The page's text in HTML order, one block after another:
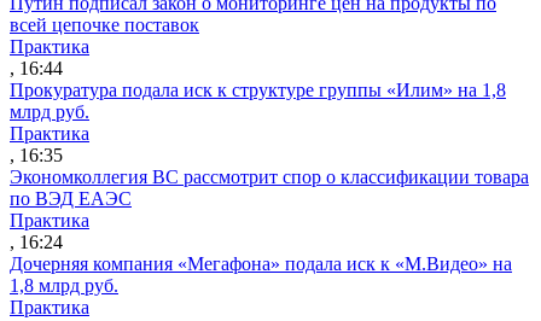
всей цепочке поставок
Практика
, 16:44
Прокуратура подала иск к структуре группы «Илим» на 1,8
млрд руб.
Практика
, 16:35
Экономколлегия ВС рассмотрит спор о классификации товара
по ВЭД ЕАЭС
Практика
, 16:24
Дочерняя компания «Мегафона» подала иск к «М.Видео» на
1,8 млрд руб.
Практика